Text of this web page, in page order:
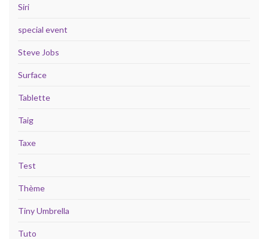
Siri
special event
Steve Jobs
Surface
Tablette
Taig
Taxe
Test
Thème
Tiny Umbrella
Tuto